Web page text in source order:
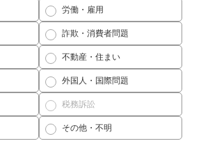
労働・雇用
詐欺・消費者問題
不動産・住まい
外国人・国際問題
税務訴訟
その他・不明